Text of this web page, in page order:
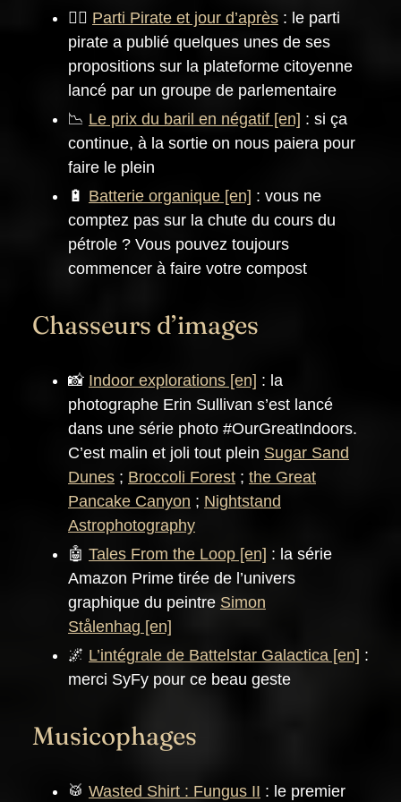
🏴‍☠️ Parti Pirate et jour d’après : le parti
pirate a publié quelques unes de ses
propositions sur la plateforme citoyenne
lancé par un groupe de parlementaire
📉 Le prix du baril en négatif
: si ça
continue, à la sortie on nous paiera pour
faire le plein
🔋 Batterie organique
: vous ne
comptez pas sur la chute du cours du
pétrole ? Vous pouvez toujours
commencer à faire votre compost
Chasseurs d’images
📸 Indoor explorations
: la
photographe Erin Sullivan s’est lancé
dans une série photo #OurGreatIndoors.
C’est malin et joli tout plein Sugar Sand
Dunes ; Broccoli Forest ; the Great
Pancake Canyon ; Nightstand
Astrophotography
🤖 Tales From the Loop
: la série
Amazon Prime tirée de l’univers
graphique du peintre Simon
Stålenhag
🌌 L’intégrale de Battelstar Galactica
:
merci SyFy pour ce beau geste
Musicophages
🥁 Wasted Shirt : Fungus II : le premier